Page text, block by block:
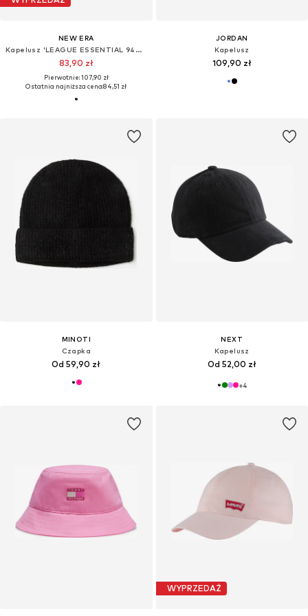
NEW ERA
Kapelusz 'LEAGUE ESSENTIAL 940 NEYYAN'
83,90 zł
Pierwotnie: 107,90 zł
Ostatnia najniższa cena:84,51 zł
JORDAN
Kapelusz
109,90 zł
MINOTI
Czapka
Od 59,90 zł
NEXT
Kapelusz
Od 52,00 zł
+4
WYPRZEDAŻ